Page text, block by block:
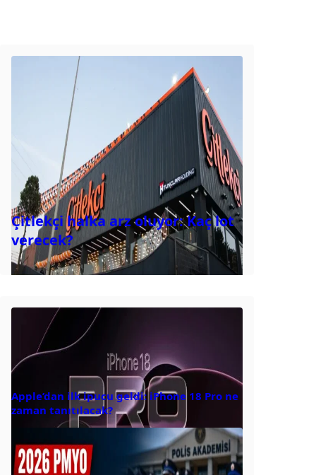
Çitlekçi halka arz oluyor: Kaç lot
verecek?
Apple’dan ilk ipucu geldi: iPhone 18 Pro ne
zaman tanıtılacak?